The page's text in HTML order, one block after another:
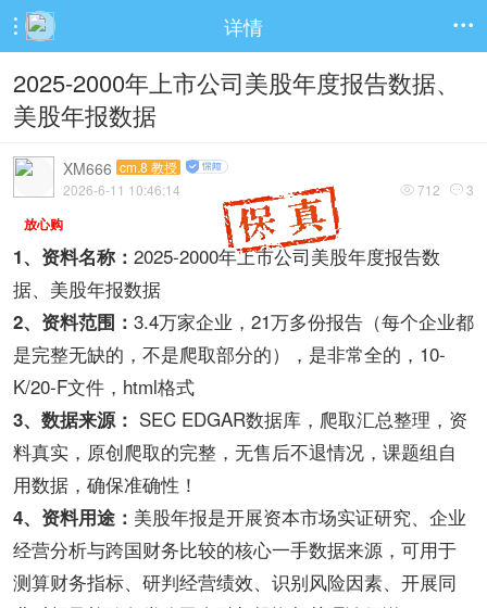
 详情 
2025-2000年上市公司美股年度报告数据、
美股年报数据
XM666 cm.8 教授
 712  3
2026-6-11 10:46:14
放心购
1、资料名称： 2025-2000年上市公司美股年度报告数
据、美股年报数据
2、资料范围： 3.4万家企业，21万多份报告（每个企业都
是完整无缺的，不是爬取部分的），是非常全的，10-
K/20-F文件，html格式
3、数据来源： SEC EDGAR数据库，爬取汇总整理，资
料真实，原创爬取的完整，无售后不退情况，课题组自
用数据，确保准确性！
4、资料用途： 美股年报是开展资本市场实证研究、企业
经营分析与跨国财务比较的核心一手数据来源，可用于
测算财务指标、研判经营绩效、识别风险因素、开展同